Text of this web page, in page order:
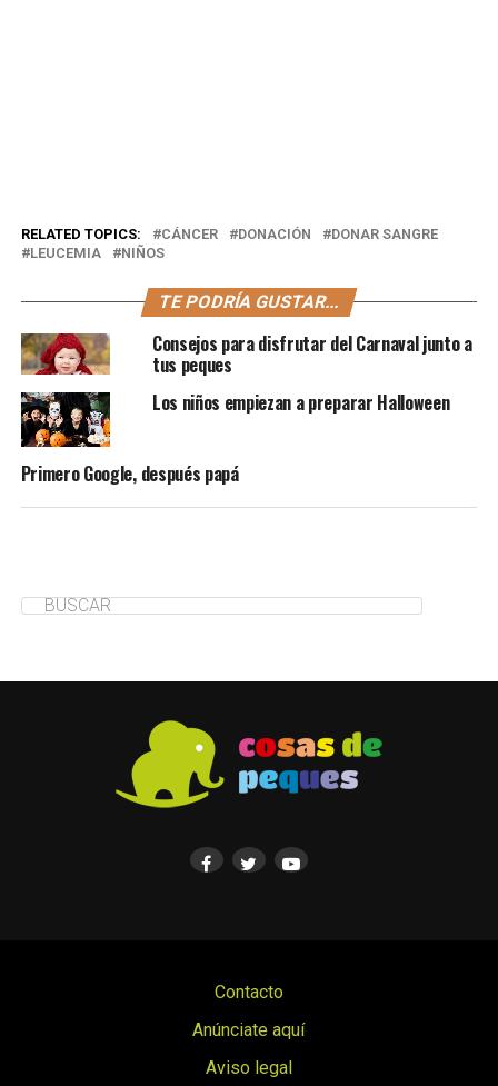
RELATED TOPICS: CÁNCER DONACIÓN
DONAR SANGRE
LEUCEMIA
NIÑOS
TE PODRÍA GUSTAR...
Consejos para disfrutar del Carnaval junto a
tus peques
Los niños empiezan a preparar Halloween
Primero Google, después papá
Contacto
Anúnciate aquí
Aviso legal